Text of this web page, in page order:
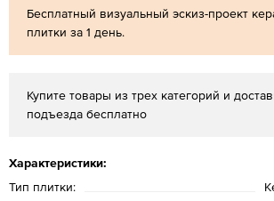
Бесплатный визуальный эскиз-проект
плитки за 1 день.
Купите товары из трех категорий и
подъезда бесплатно
Характеристики:
Тип плитки: